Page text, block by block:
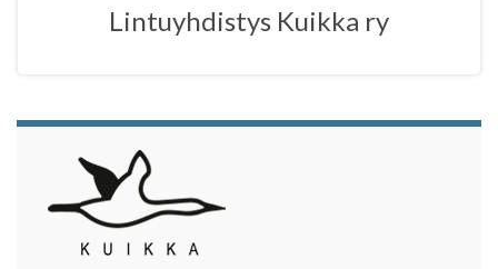
p
Lintuyhdistys Kuikka ry